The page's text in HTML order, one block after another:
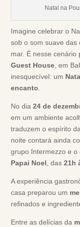
Natal na
Imagine celebrar o
sob o som suave
mar. É nesse cenário
Guest House, em
inesquecível: um
encanto.
No dia24 de
em um ambiente
traduzem o espírito
noite contará ainda
grupo Intermezzo e
Papai Noel, das21h
A experiência
casa preparou um
refinados e
Entre as delícias da